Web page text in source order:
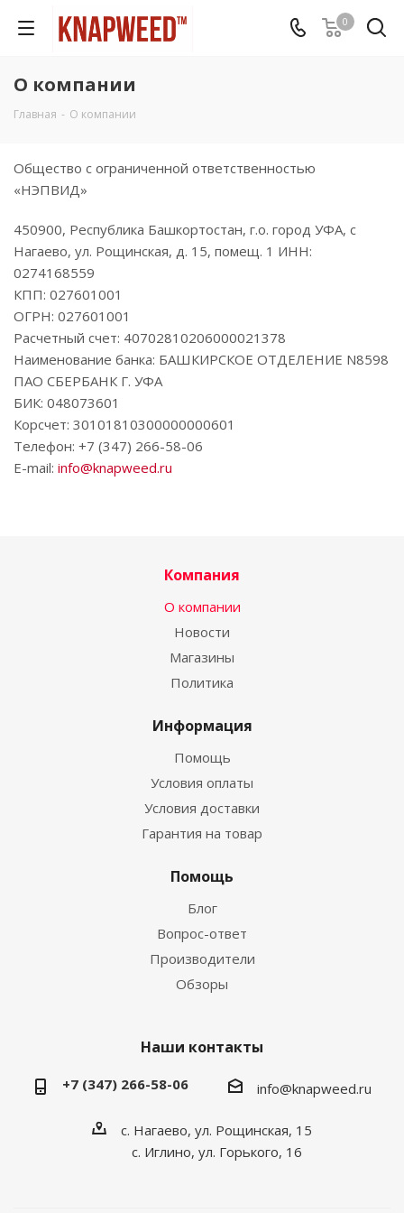
0
О компании
Главная - О компании
Общество с ограниченной ответственностью
«НЭПВИД»
450900, Республика Башкортостан, г.о. город УФА, с
Нагаево, ул. Рощинская, д. 15, помещ. 1 ИНН:
0274168559
КПП: 027601001
ОГРН: 027601001
Расчетный счет: 40702810206000021378
Наименование банка: БАШКИРСКОЕ ОТДЕЛЕНИЕ N8598
ПАО СБЕРБАНК Г. УФА
БИК: 048073601
Корсчет: 30101810300000000601
Телефон: +7 (347) 266-58-06
E-mail: info@knapweed.ru
Компания
О компании
Новости
Магазины
Политика
Информация
Помощь
Условия оплаты
Условия доставки
Гарантия на товар
Помощь
Блог
Вопрос-ответ
Производители
Обзоры
Наши контакты
+7 (347) 266-58-06 info@knapweed.ru
с. Нагаево, ул. Рощинская, 15
с. Иглино, ул. Горького, 16